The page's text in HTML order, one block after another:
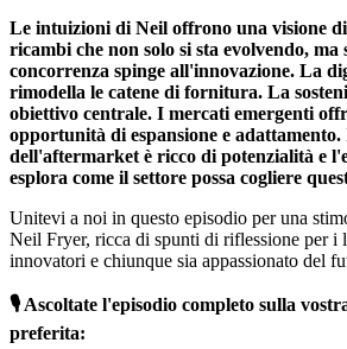
Le intuizioni di Neil offrono una visione
ricambi che non solo si sta evolvendo,
concorrenza spinge all'innovazione. La
rimodella le catene di fornitura. La
obiettivo centrale. I mercati emergenti
opportunità di espansione e
dell'aftermarket è ricco di potenzialità e
esplora come il settore possa cogliere
Unitevi a noi in questo episodio per una
Neil Fryer, ricca di spunti di riflessione per i
innovatori e chiunque sia appassionato del
🎙️ Ascoltate l'episodio completo sulla
preferita: